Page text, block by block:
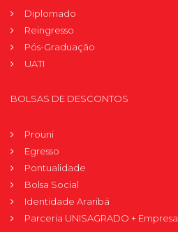
Diplomado
Reingresso
Pós-Graduação
UATI
BOLSAS DE DESCONTOS
Prouni
Egresso
Pontualidade
Bolsa Social
Identidade Araribá
Parceria UNISAGRADO + Empresa